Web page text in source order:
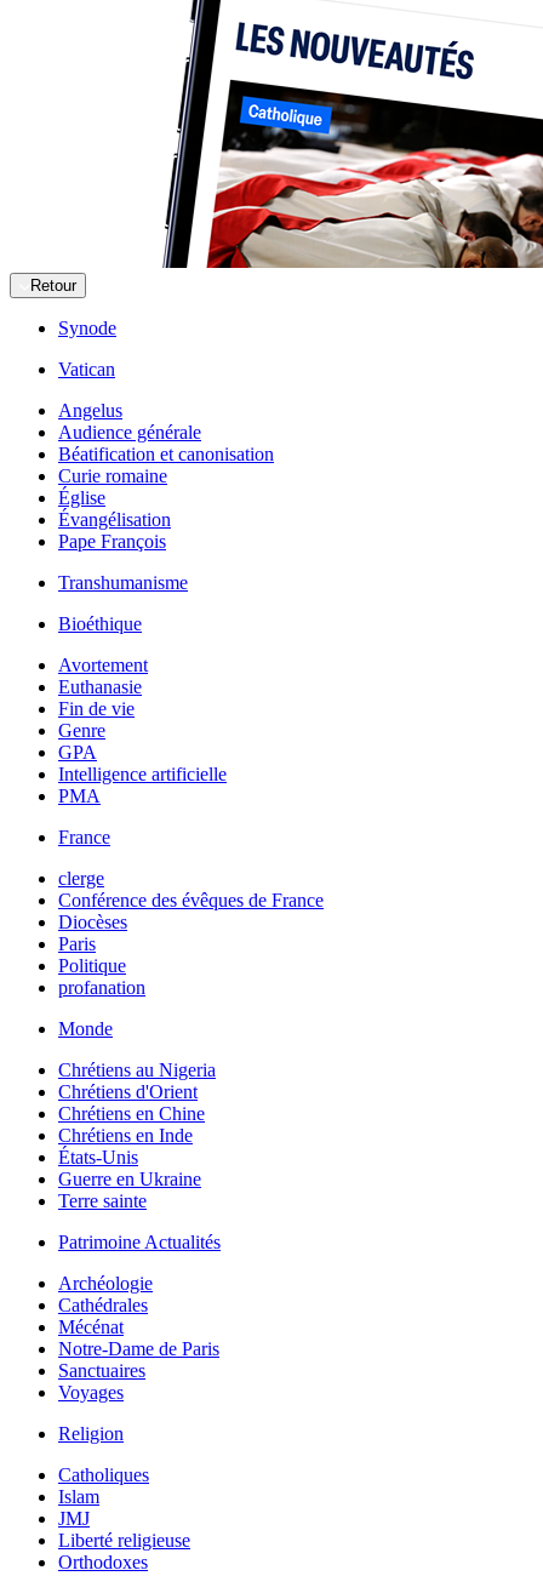
Retour
Synode
Vatican
Angelus
Audience générale
Béatification et canonisation
Curie romaine
Église
Évangélisation
Pape François
Transhumanisme
Bioéthique
Avortement
Euthanasie
Fin de vie
Genre
GPA
Intelligence artificielle
PMA
France
clerge
Conférence des évêques de France
Diocèses
Paris
Politique
profanation
Monde
Chrétiens au Nigeria
Chrétiens d'Orient
Chrétiens en Chine
Chrétiens en Inde
États-Unis
Guerre en Ukraine
Terre sainte
Patrimoine Actualités
Archéologie
Cathédrales
Mécénat
Notre-Dame de Paris
Sanctuaires
Voyages
Religion
Catholiques
Islam
JMJ
Liberté religieuse
Orthodoxes